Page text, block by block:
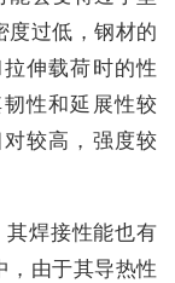
度过低，钢材的
伸载荷时的性
性和延展性较
较高，强度较
焊接性能也有
，由于其导热性